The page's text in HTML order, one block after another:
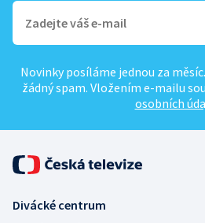
Novinky posíláme jednou za
žádný spam. Vložením e-mailu
osobních